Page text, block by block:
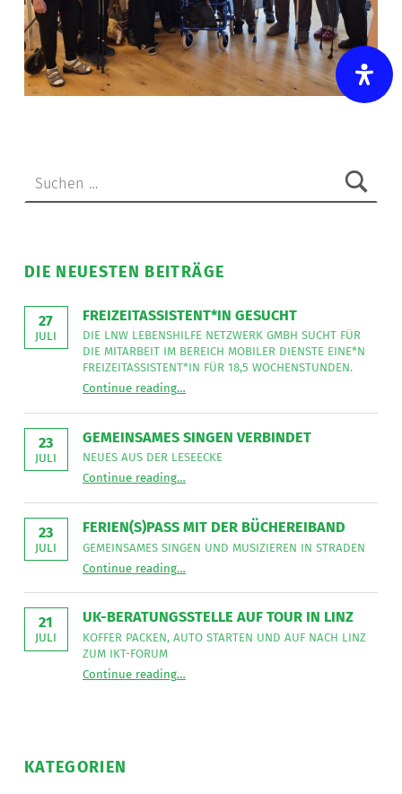
Skip back to main navigation
DIE NEUESTEN BEITRÄGE
27
JULI
FREIZEITASSISTENT*IN GESUCHT
DIE LNW LEBENSHILFE NETZWERK GMBH SUCHT FÜR
DIE MITARBEIT IM BEREICH MOBILER DIENSTE EINE*N
FREIZEITASSISTENT*IN FÜR 18,5 WOCHENSTUNDEN.
Continue readingDie
Lebenshilfe
GmbH
für
die
im
Mobiler
eine*n
Freizeitassistent*in
für
…
23
JULI
GEMEINSAMES SINGEN VERBINDET
NEUES AUS DER LESEECKE
Continue readingNeues
der
”
…
23
JULI
FERIEN(S)PASS MIT DER BÜCHEREIBAND
GEMEINSAMES SINGEN UND MUSIZIEREN IN STRADEN
Continue readingGemeinsames
und
in
Straden
”
…
21
JULI
UK-BERATUNGSSTELLE AUF TOUR IN LINZ
KOFFER PACKEN, AUTO STARTEN UND AUF NACH LINZ
ZUM IKT-FORUM
Continue readingUK-Beratungsstelle auf Tour in Linz
Koffer
…
KATEGORIEN